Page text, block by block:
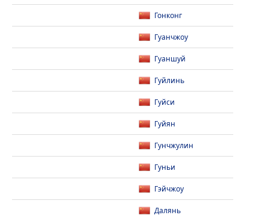
Гонконг
Гуанчжоу
Гуаншуй
Гуйлинь
Гуйси
Гуйян
Гунчжулин
Гуньи
Гэйчжоу
Далянь